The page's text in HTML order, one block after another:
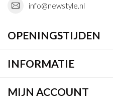
info@newstyle.nl
OPENINGSTIJDEN
INFORMATIE
MIJN ACCOUNT